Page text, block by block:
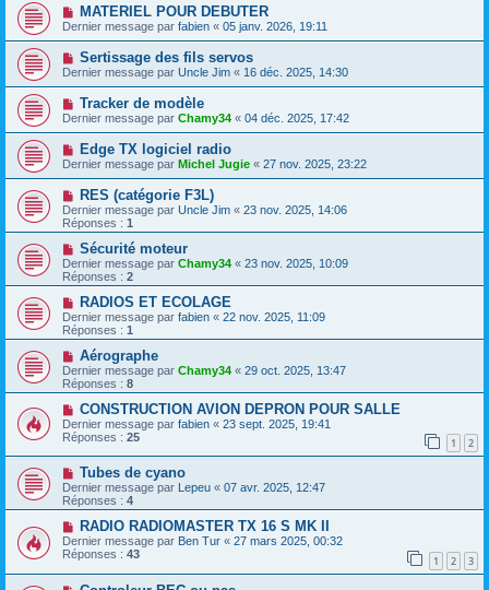
MATERIEL POUR DEBUTER
Dernier message par fabien « 05 janv. 2026, 19:11
Sertissage des fils servos
Dernier message par Uncle Jim « 16 déc. 2025, 14:30
Tracker de modèle
Dernier message par Chamy34 « 04 déc. 2025, 17:42
Edge TX logiciel radio
Dernier message par Michel Jugie « 27 nov. 2025, 23:22
RES (catégorie F3L)
Dernier message par Uncle Jim « 23 nov. 2025, 14:06
Réponses : 1
Sécurité moteur
Dernier message par Chamy34 « 23 nov. 2025, 10:09
Réponses : 2
RADIOS ET ECOLAGE
Dernier message par fabien « 22 nov. 2025, 11:09
Réponses : 1
Aérographe
Dernier message par Chamy34 « 29 oct. 2025, 13:47
Réponses : 8
CONSTRUCTION AVION DEPRON POUR SALLE
Dernier message par fabien « 23 sept. 2025, 19:41
Réponses : 25 1 2
Tubes de cyano
Dernier message par Lepeu « 07 avr. 2025, 12:47
Réponses : 4
RADIO RADIOMASTER TX 16 S MK II
Dernier message par Ben Tur « 27 mars 2025, 00:32
Réponses : 43 1 2 3